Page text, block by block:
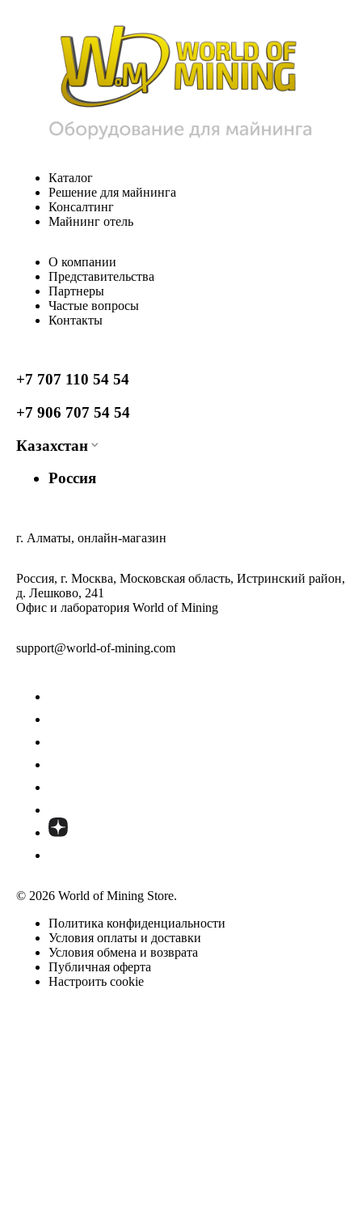
Каталог
Решение для майнинга
Консалтинг
Майнинг отель
О компании
Представительства
Партнеры
Частые вопросы
Контакты
+7 707 110 54 54
+7 906 707 54 54
Казахстан
Россия
г. Алматы, онлайн-магазин
Россия, г. Москва, Московская область, Истринский район,
д. Лешково, 241
Офис и лаборатория World of Mining
support@world-of-mining.com
© 2026 World of Mining Store.
Политика конфиденциальности
Условия оплаты и доставки
Условия обмена и возврата
Публичная оферта
Настроить cookie